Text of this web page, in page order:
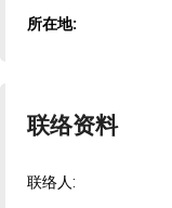
所在地:
联络资料
联络人: